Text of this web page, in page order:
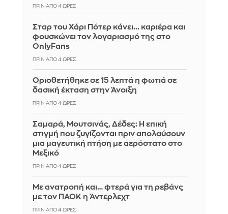
ΠΡΙΝ ΑΠΌ 4 ΏΡΕΣ
Σταρ του Χάρι Πότερ κάνει... καριέρα και
φουσκώνει τον λογαριασμό της στο
OnlyFans
ΠΡΙΝ ΑΠΌ 4 ΏΡΕΣ
Οριοθετήθηκε σε 15 λεπτά η φωτιά σε
δασική έκταση στην Άνοιξη
ΠΡΙΝ ΑΠΌ 4 ΏΡΕΣ
Σαμαρά, Μουτσινάς, Δέδες: Η επική
στιγμή που ζυγίζονται πριν απολαύσουν
μια μαγευτική πτήση με αερόστατο στο
Μεξικό
ΠΡΙΝ ΑΠΌ 4 ΏΡΕΣ
Με ανατροπή και… φτερά για τη ρεβάνς
με τον ΠΑΟΚ η Άντερλεχτ
ΠΡΙΝ ΑΠΌ 4 ΏΡΕΣ